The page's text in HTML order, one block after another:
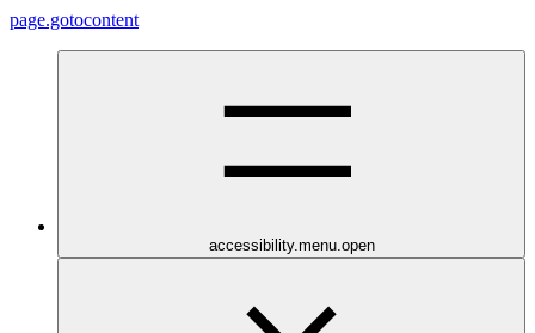
page.gotocontent
accessibility.menu.open